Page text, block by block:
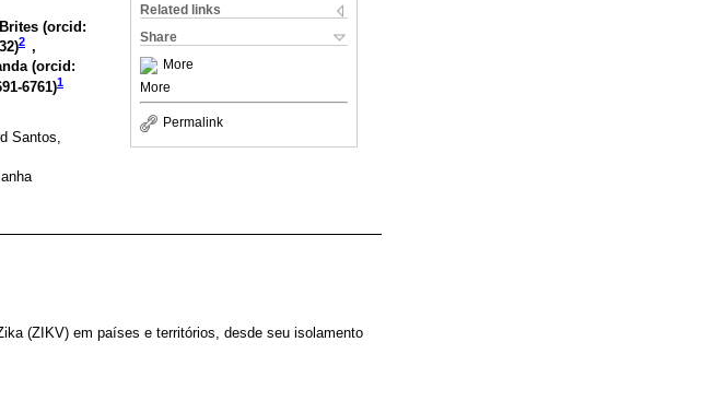
Related links
Share
More
More
Permalink
(orcid:
)2 ,
(orcid:
6761)1
Santos,
(ZIKV) em países e territórios, desde seu isolamento